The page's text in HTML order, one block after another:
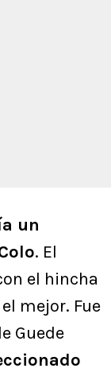
un
. El
el hincha
mejor. Fue
Guede